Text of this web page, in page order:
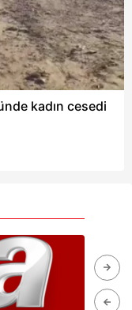
kadın cesedi